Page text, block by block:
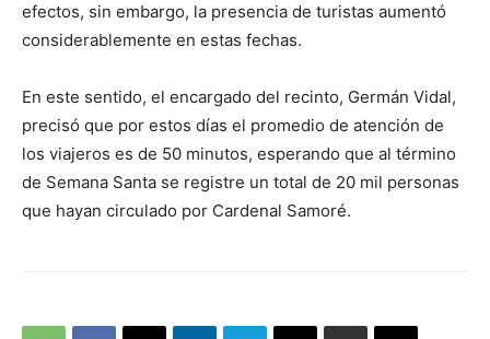
efectos, sin embargo, la presencia de turistas aumentó
considerablemente en estas fechas.
En este sentido, el encargado del recinto, Germán Vidal,
precisó que por estos días el promedio de atención de
los viajeros es de 50 minutos, esperando que al término
de Semana Santa se registre un total de 20 mil personas
que hayan circulado por Cardenal Samoré.